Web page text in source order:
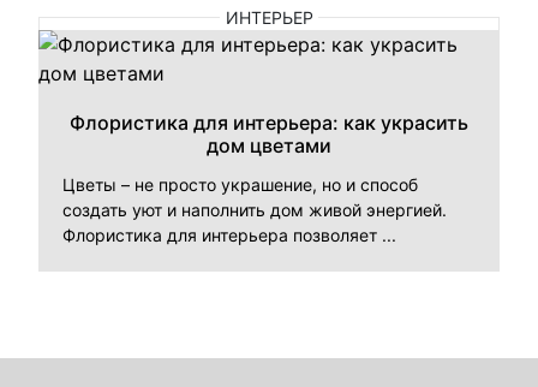
ИНТЕРЬЕР
Флористика для интерьера: как украсить
дом цветами
Цветы – не просто украшение, но и способ
создать уют и наполнить дом живой энергией.
Флористика для интерьера позволяет ...